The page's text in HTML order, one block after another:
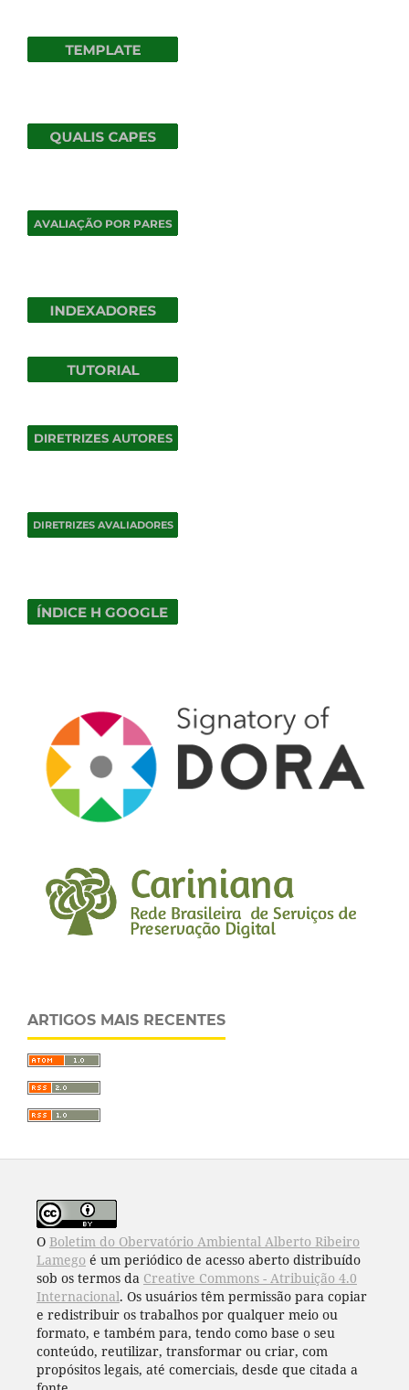
ARTIGOS MAIS RECENTES
O Boletim do Obervatório Ambiental Alberto Ribeiro
Lamego é um periódico de acesso aberto distribuído
sob os termos da Creative Commons - Atribuição 4.0
Internacional. Os usuários têm permissão para copiar
e redistribuir os trabalhos por qualquer meio ou
formato, e também para, tendo como base o seu
conteúdo, reutilizar, transformar ou criar, com
propósitos legais, até comerciais, desde que citada a